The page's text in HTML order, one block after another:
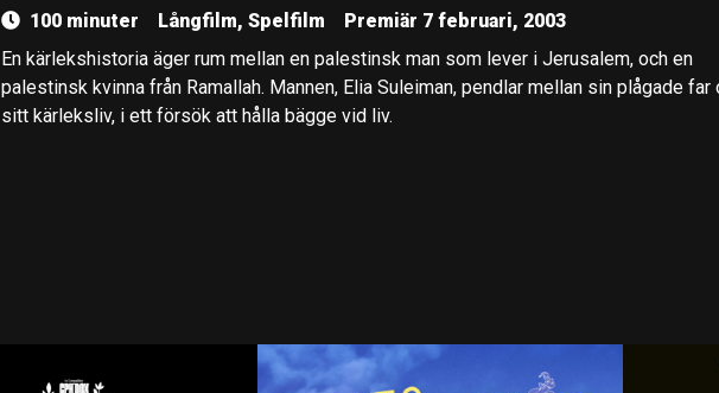
100 minuter Långfilm, Spelfilm
Premiär 7 februari, 2003
En kärlekshistoria äger rum mellan en palestinsk man som lever i Jerusalem, och en
palestinsk kvinna från Ramallah. Mannen, Elia Suleiman, pendlar mellan sin plågade far
sitt kärleksliv, i ett försök att hålla bägge vid liv.